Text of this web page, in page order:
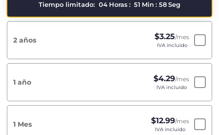
Tiempo limitado: 04 Horas: 51 Min : 58Seg
2 años $3.25/mes
IVA incluido
1 año $4.29/mes
IVA incluido
1 Mes $12.99/mes
IVA incluido